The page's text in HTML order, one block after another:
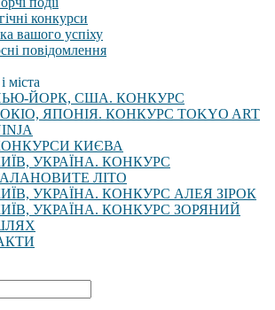
конкурси
вашого успіху
повідомлення
міста
ЙОРК, США. КОНКУРС
ЯПОНІЯ. КОНКУРС TOKYO ART
КИЄВА
УКРАЇНА. КОНКУРС
ЛІТО
УКРАЇНА. КОНКУРС АЛЕЯ ЗІРОК
УКРАЇНА. КОНКУРС ЗОРЯНИЙ